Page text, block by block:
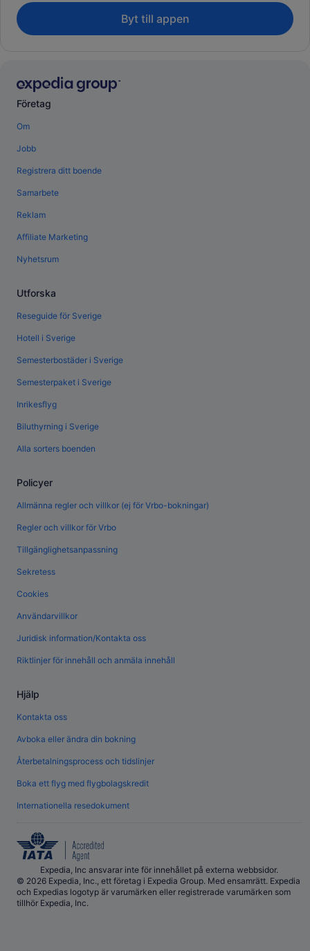
Byt till appen
Företag
Om
Jobb
Registrera ditt boende
Samarbete
Reklam
Affiliate Marketing
Nyhetsrum
Utforska
Reseguide för Sverige
Hotell i Sverige
Semesterbostäder i Sverige
Semesterpaket i Sverige
Inrikesflyg
Biluthyrning i Sverige
Alla sorters boenden
Policyer
Allmänna regler och villkor (ej för Vrbo-bokningar)
Regler och villkor för Vrbo
Tillgänglighetsanpassning
Sekretess
Cookies
Användarvillkor
Juridisk information/Kontakta oss
Riktlinjer för innehåll och anmäla innehåll
Hjälp
Kontakta oss
Avboka eller ändra din bokning
Återbetalningsprocess och tidslinjer
Boka ett flyg med flygbolagskredit
Internationella resedokument
Expedia, Inc ansvarar inte för innehållet på externa webbsidor.
© 2026 Expedia, Inc., ett företag i Expedia Group. Med ensamrätt. Expedia
och Expedias logotyp är varumärken eller registrerade varumärken som
tillhör Expedia, Inc.